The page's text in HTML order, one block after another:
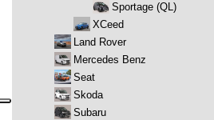
Sportage (QL)
XCeed
Land Rover
Mercedes Benz
Seat
Skoda
Subaru